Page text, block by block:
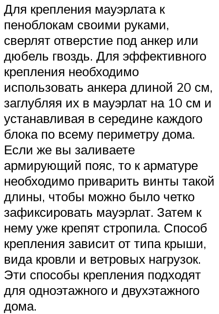
Для крепления мауэрлата к
пеноблокам своими руками,
сверлят отверстие под анкер или
дюбель гвоздь. Для эффективного
крепления необходимо
использовать анкера длиной 20 см,
заглубляя их в мауэрлат на 10 см и
устанавливая в середине каждого
блока по всему периметру дома.
Если же вы заливаете
армирующий пояс, то к арматуре
необходимо приварить винты такой
длины, чтобы можно было четко
зафиксировать мауэрлат. Затем к
нему уже крепят стропила. Способ
крепления зависит от типа крыши,
вида кровли и ветровых нагрузок.
Эти способы крепления подходят
для одноэтажного и двухэтажного
дома.